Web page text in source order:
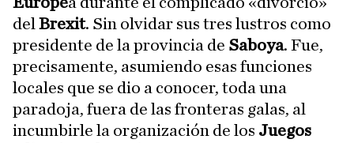
del Brexit. Sin olvidar sus tres lustros como
presidente de la provincia de Saboya. Fue,
precisamente, asumiendo esas funciones
locales que se dio a conocer, toda una
paradoja, fuera de las fronteras galas, al
incumbirle la organización de los Juegos